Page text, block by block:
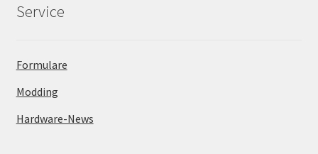
Service
Formulare
Modding
Hardware-News